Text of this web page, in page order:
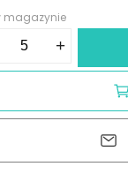
magazynie
+